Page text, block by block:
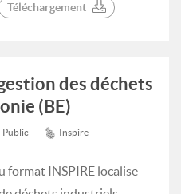
Téléchargement
des déchets
(BE)
Public Inspire
format INSPIRE localise